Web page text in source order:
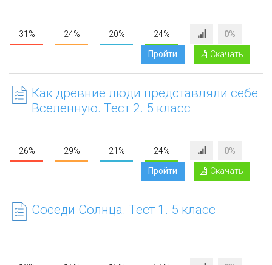
31% 24% 20% 24% 0%
Скачать
Пройти
Как древние люди представляли себе
Вселенную. Тест 2. 5 класс
26% 29% 21% 24% 0%
Скачать
Пройти
Соседи Солнца. Тест 1. 5 класс